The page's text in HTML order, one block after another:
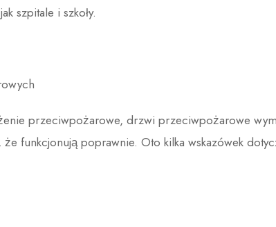
szpitale i szkoły.
przeciwpożarowe, drzwi przeciwpożarowe
że funkcjonują poprawnie. Oto kilka wskazówek